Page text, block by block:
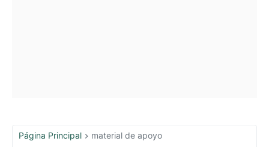
Página Principal material de apoyo